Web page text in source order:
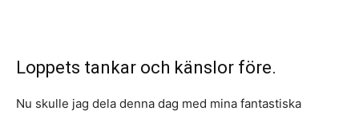
Loppets tankar och känslor före.
Nu skulle jag dela denna dag med mina fantastiska